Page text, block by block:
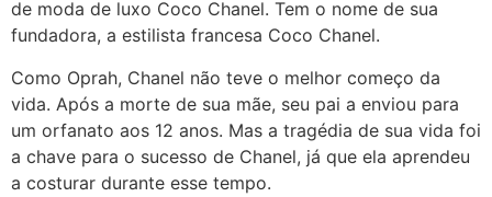
de moda de luxo Coco Chanel. Tem o nome de sua
fundadora, a estilista francesa Coco Chanel.
Como Oprah, Chanel não teve o melhor começo da
vida. Após a morte de sua mãe, seu pai a enviou para
um orfanato aos 12 anos. Mas a tragédia de sua vida foi
a chave para o sucesso de Chanel, já que ela aprendeu
a costurar durante esse tempo.